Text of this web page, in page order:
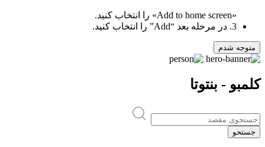
«Add to home screen» را انتخاب کنید.
3. در مرحله بعد “Add” را انتخاب کنید.
متوجه شدم
کلمبو - بنتوتا
جستحو